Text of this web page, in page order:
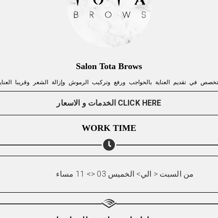
Salon Tota Brows
في تقديم العناية بالحواجب ورفع وتركيب الرموش وإزالة الشعر وقريبا
الخدمات و الاسعار CLICK HERE
WORK TIME
من السبت < الي> الخميس 03 <> 11 مساء
Share on Facebook